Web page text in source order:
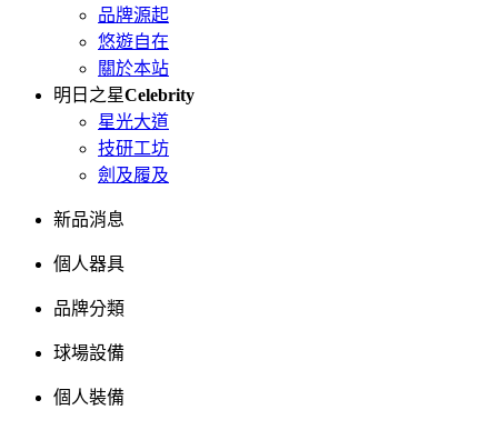
品牌源起
悠遊自在
關於本站
明日之星Celebrity
星光大道
技研工坊
劍及履及
新品消息
個人器具
品牌分類
球場設備
個人裝備